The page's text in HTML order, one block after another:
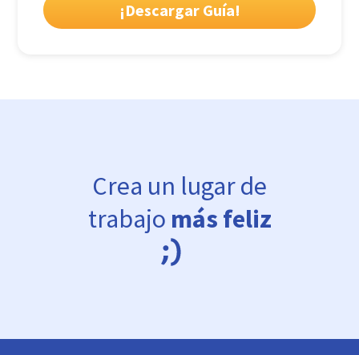
Crea un lugar de
trabajo más feliz